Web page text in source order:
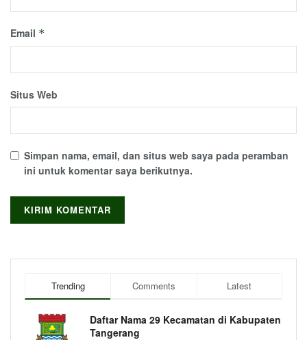
Email *
Situs Web
Simpan nama, email, dan situs web saya pada peramban
ini untuk komentar saya berikutnya.
Trending Comments Latest
Daftar Nama 29 Kecamatan di Kabupaten
Tangerang